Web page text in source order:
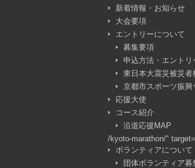
新着情報・お知らせ
大会要項
エントリーについて
募集要項
申込方法・エントリ
東日本大震災被災者
京都市スポーツ振
応援大使
コース紹介
沿道応援MAP
/kyoto-marathon/"
ボランティアについて
団体ボランティア募